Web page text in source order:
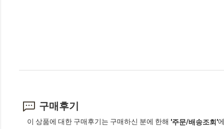
구매후기
이 상품에 대한 구매후기는 구매하신 분에 한해 '주문/배송조회'